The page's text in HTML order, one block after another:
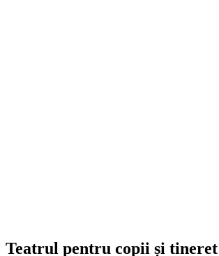
Teatrul pentru copii și tineret